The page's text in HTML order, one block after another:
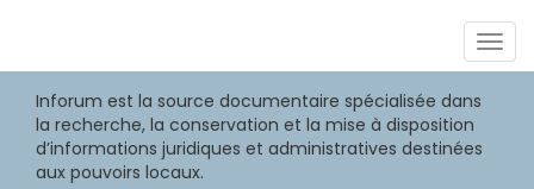
Inforum est la source documentaire spécialisée dans
la recherche, la conservation et la mise à disposition
d’informations juridiques et administratives destinées
aux pouvoirs locaux.